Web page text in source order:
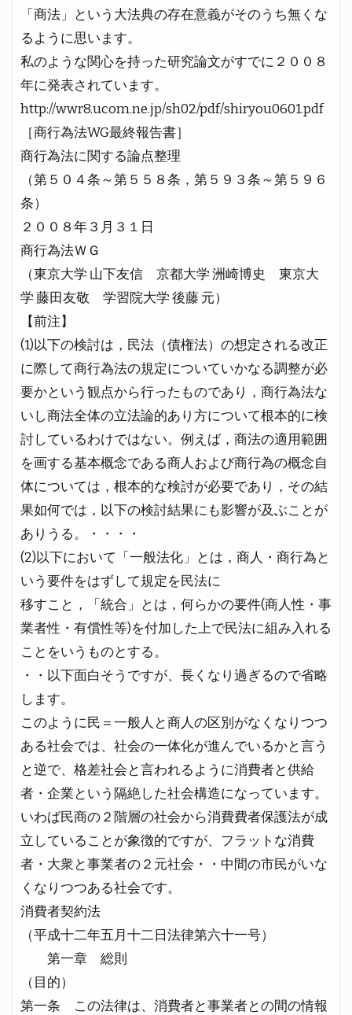
「商法」という大法典の存在意義がそのうち無くな
るように思います。
私のような関心を持った研究論文がすでに２００８
年に発表されています。
http://wwr8.ucom.ne.jp/sh02/pdf/shiryou0601.pdf
［商行為法WG最終報告書］
商行為法に関する論点整理
（第５０４条～第５５８条，第５９３条～第５９６
条）
２００８年３月３１日
商行為法ＷＧ
（東京大学 山下友信 京都大学 洲崎博史 東京大
学 藤田友敬 学習院大学 後藤 元）
【前注】
(1)以下の検討は，民法（債権法）の想定される改正
に際して商行為法の規定についていかなる調整が必
要かという観点から行ったものであり，商行為法な
いし商法全体の立法論的あり方について根本的に検
討しているわけではない。例えば，商法の適用範囲
を画する基本概念である商人および商行為の概念自
体については，根本的な検討が必要であり，その結
果如何では，以下の検討結果にも影響が及ぶことが
ありうる。・・・・
(2)以下において「一般法化」とは，商人・商行為と
いう要件をはずして規定を民法に
移すこと，「統合」とは，何らかの要件(商人性・事
業者性・有償性等)を付加した上で民法に組み入れる
ことをいうものとする。
・・以下面白そうですが、長くなり過ぎるので省略
します。
このように民＝一般人と商人の区別がなくなりつつ
ある社会では、社会の一体化が進んでいるかと言う
と逆で、格差社会と言われるように消費者と供給
者・企業という隔絶した社会構造になっています。
いわば民商の２階層の社会から消費費者保護法が成
立していることが象徴的ですが、フラットな消費
者・大衆と事業者の２元社会・・中間の市民がいな
くなりつつある社会です。
消費者契約法
（平成十二年五月十二日法律第六十一号）
第一章 総則
（目的）
第一条 この法律は、消費者と事業者との間の情報